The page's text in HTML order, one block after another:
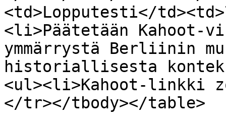
<td>Lopputesti</
<li>Päätetään
ymmärrystä Berliinin
historiallisesta
<ul><li>Kahoot-linkki
</tr></tbody></table>